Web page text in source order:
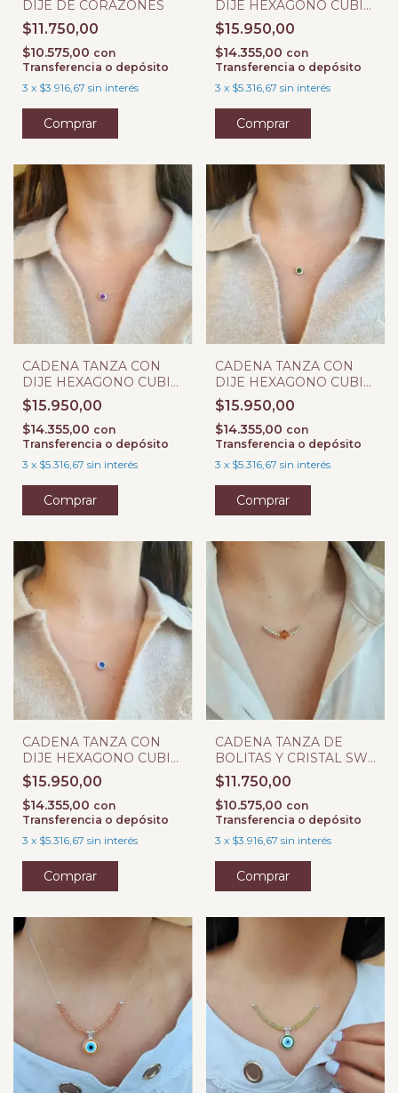
DIJE DE CORAZONES
$11.750,00
$10.575,00 con
Transferencia o depósito
3 x $3.916,67 sin interés
DIJE HEXAGONO CUBIC
NEGRO
$15.950,00
$14.355,00 con
Transferencia o depósito
3 x $5.316,67 sin interés
CADENA TANZA CON
DIJE HEXAGONO CUBIC
VIOLETA
$15.950,00
$14.355,00 con
Transferencia o depósito
3 x $5.316,67 sin interés
CADENA TANZA CON
DIJE HEXAGONO CUBIC
VERDE
$15.950,00
$14.355,00 con
Transferencia o depósito
3 x $5.316,67 sin interés
CADENA TANZA CON
DIJE HEXAGONO CUBIC
AZUL
$15.950,00
$14.355,00 con
Transferencia o depósito
3 x $5.316,67 sin interés
CADENA TANZA DE
BOLITAS Y CRISTAL SW
BICONO AMBAR
$11.750,00
$10.575,00 con
Transferencia o depósito
3 x $3.916,67 sin interés